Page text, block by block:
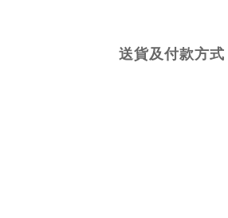
送貨及付款方式